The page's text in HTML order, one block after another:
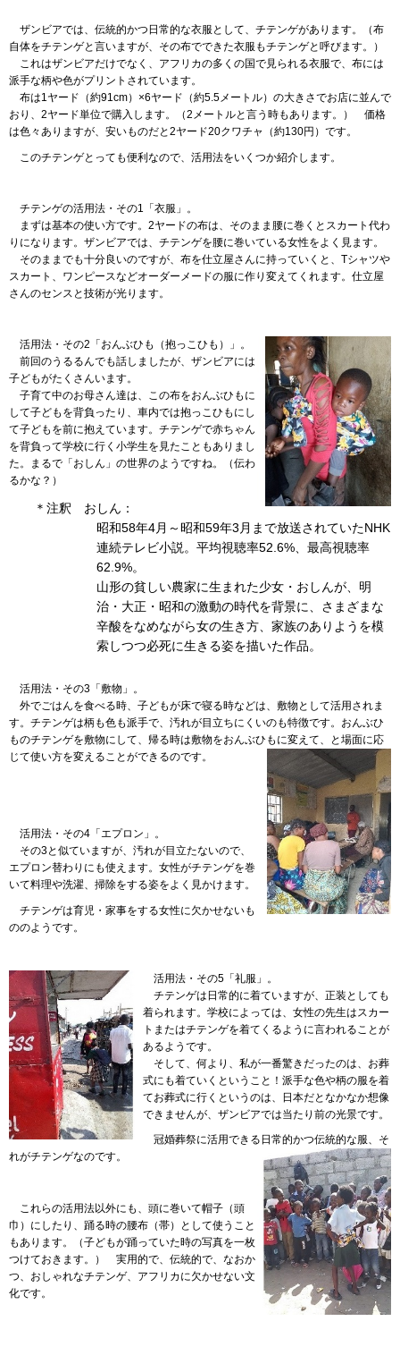
ザンビアでは、伝統的かつ日常的な衣服として、チテンゲがあります。（布
自体をチテンゲと言いますが、その布でできた衣服もチテンゲと呼びます。）
これはザンビアだけでなく、アフリカの多くの国で見られる衣服で、布には
派手な柄や色がプリントされています。
布は1ヤード（約91cm）×6ヤード（約5.5メートル）の大きさでお店に並んで
おり、2ヤード単位で購入します。（2メートルと言う時もあります。）
価格
は色々ありますが、安いものだと2ヤード20クワチャ（約130円）です。
このチテンゲとっても便利なので、活用法をいくつか紹介します。
チテンゲの活用法・その1「衣服」。
まずは基本の使い方です。2ヤードの布は、そのまま腰に巻くとスカート代わ
りになります。ザンビアでは、チテンゲを腰に巻いている女性をよく見ます。
そのまま でも十分良いのですが、布を仕立屋さんに持っていくと、Tシャツや
スカート、ワンピースなどオーダーメードの服に作り変えてくれます。仕立屋
さんのセンスと技術が光ります。
活用法・その2「おんぶひも（抱っこひも）」。
前回のうるるんでも話しましたが、ザンビアには
子どもがたくさんいます。
子育て中のお母さん達は、この布をおんぶひもに
して子どもを背負ったり、車内では抱っこひもにし
て子どもを前に抱えています。チテンゲで赤ちゃん
を背負って学校に行く小学生を見たこともありまし
た。まるで「おしん」の世界のようですね。（伝わ
るかな？）
＊注釈
おしん：
昭和58年4月～昭和59年3月まで放送されていたNHK
連続テレビ小説。平均視聴率52.6%、最高視聴率
62.9%。
山形の貧しい農家に生まれた少女・おしんが、明
治・大正・昭和の激動の時代を背景に、さまざまな
辛酸をなめながら女の生き方、家族のありようを模
索しつつ必死に生きる姿を描いた作品。
活用法・その3「敷物」。
外でごはんを食べる時、子どもが床で寝る時などは、敷物として活用されま
す。チテンゲは柄も色も派手で、汚れが目立ちにくいのも特徴です。おんぶひ
ものチテンゲを敷物にして、帰る時は敷物をおんぶひもに変えて、と場面に応
じて使い方を変えることができるのです。
活用法・その4「エプロン」。
その3と似ていますが、汚れが目立たないので、
エプロン替わりにも使えます。女性がチテンゲを巻
いて料理や洗濯、掃除をする姿をよく見かけます。
チテンゲは育児・家事をする女性に欠かせないも
ののようです。
活用法・その5「礼服」。
チテンゲは日常的に着ていますが、正装としても
着られます。学校によっては、女性の先生はスカー
トまたはチテンゲを着てくるように言われることが
あるようです。
そして、何より、私が一番驚きだったのは、お葬
式にも着ていくということ！派手な色や柄の服を着
てお葬式に行くというのは、日本だとなかなか想像
できませんが、ザンビアでは当たり前の光景です。
冠婚葬祭に活用できる日常的かつ伝統的な服、そ
れがチテンゲなのです。
これらの活用法以外にも、頭に巻いて帽子（頭
巾）にしたり、踊る時の腰布（帯）として使うこと
もあります。（子どもが踊っていた時の写真を一枚
つけておきます。）
実用的で、伝統的で、なおか
つ、おしゃれなチテンゲ、アフリカに欠かせない文
化です。